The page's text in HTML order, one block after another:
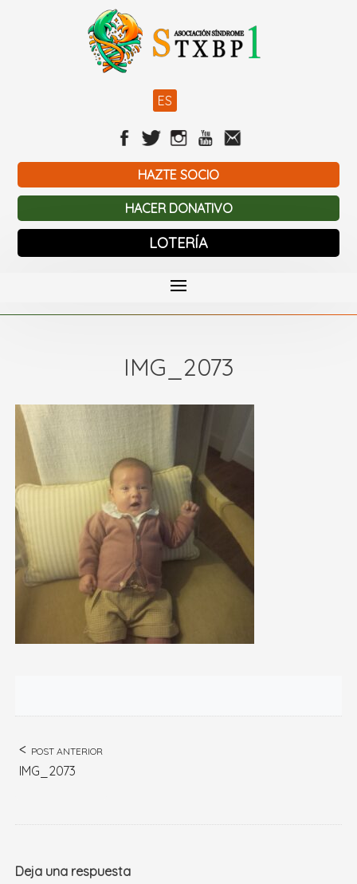
ES
HAZTE SOCIO
HACER DONATIVO
LOTERÍA
IMG_2073
POST ANTERIOR
IMG_2073
Deja una respuesta